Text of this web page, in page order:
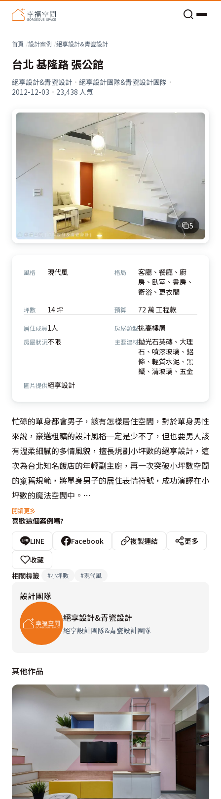
首頁 設計案例 絕享設計&青瓷設計
台北 基隆路 張公館
絕享設計&青瓷設計 · 絕享設計團隊&青瓷設計團隊 ·
2012-12-03 · 23,438 人氣
5
風格 現代風 格局
客廳、餐廳、廚
房、臥室、書房、
衛浴、更衣間
坪數 14 坪 預算 72 萬 工程款
居住成員1人 房屋類型挑高樓層
房屋狀況不限 主要建材拋光石英磚、大理
石、噴漆玻璃、鋁
條、輕質水泥、黑
鐵、清玻璃、五金
圖片提供絕享設計
忙碌的單身都會男子，該有怎樣居住空間，對於單身男性
來說，豪邁粗曠的設計風格一定是少不了，但也要男人該
有溫柔細膩的多情風貌，擅長規劃小坪數的絕享設計，這
次為台北知名飯店的年輕副主廚，再一次突破小坪數空間
的窼舊規範，將單身男子的居住表情符號，成功演譯在小
坪數的魔法空間中。
  對於小坪數的挑高樓中樓空間，設計師的看法向來強調
樓梯空間擺設位置的重要，因為關係整體空間所有機能區
域，特別是樓梯在空間量體的比例大小，對於應該挑高的
客廳，如何擅用空幾何線條去放大整體空間視覺，這可是
生活個性後，去規劃適合空間主人的表情色彩，才能反映
整體空間的生命律動。所以在場台北知名飯店年輕副主廚
的單身住宅，採用現代簡約的設計風格，以大量白色噴
漆，木紋包覆的電視牆設計工法，代表男人的大器豪爽，
特別客廳電視主牆向上延伸至天花的設計手法，配合階梯
式的吊燈裝置，不僅增高空間的視覺，也表達出主人剛直
清爽的獨特個性。
  自進入客廳，入門玄關旁有設置兼具收納的展示櫃後，
映入眼簾就是白色簍空的梯形踏板樓梯，配合上簡單白色
的線條欄杆，潔淨的顏色配置油然新生，米黃色系的L型
沙發，配上白色的空間基調及局部赭紅區塊與鮮黃，沒有
過多層次的設計手法，營造出簡約大方的空間氣息。特別
閱讀更多
喜歡這個案例嗎?
LINE Facebook 複製連結
更多
收藏
相關標籤
#小坪數 #現代風
設計團隊
絕享設計&青瓷設計
絕享設計團隊&青瓷設計團隊
其他作品